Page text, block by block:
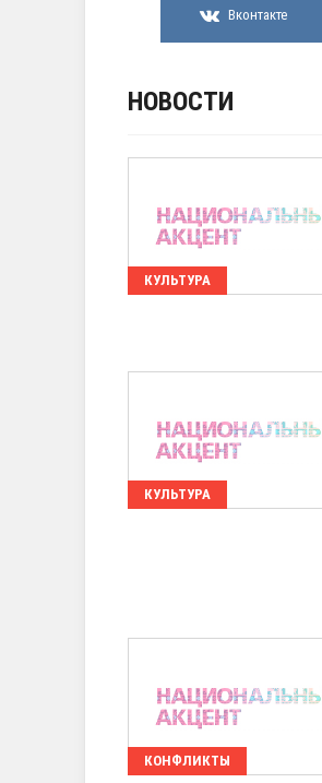
Вконтакте
НОВОСТИ
КУЛЬТУРА
КУЛЬТУРА
КОНФЛИКТЫ